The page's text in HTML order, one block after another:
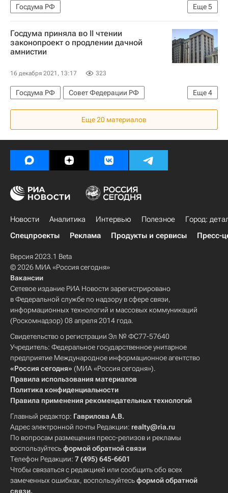
Еще5
Госдума РФ
Федеральная служба государственной регистрации, кадастра и картографии (Росреестр)
Россия
АО «Роскартография»
Законодательство
Госдума приняла во II чтении
законопроект о продлении дачной
амнистии
16 декабря 2021, 13:17 323
Еще4
Госдума РФ
Совет Федерации РФ
Федеральная служба государственной регистрации, кадастра и картографии (Росреестр)
Загородная недвижимость
Россия
Еще 20 материалов
Новости Аналитика Интервью Полезное
Город:
Спецпроекты
Реклама Продукты и сервисы Пресс-
Версия 2023.1 Beta
© 2026 МИА «Россия сегодня»
Вакансии
Сетевое издание РИА Новости зарегистрировано
в Федеральной службе по надзору в сфере связи,
информационных технологий и массовых коммуникаций
(Роскомнадзор) 08 апреля 2014 года.
Свидетельство о регистрации Эл № ФС77-57640
Учредитель: Федеральное государственное унитарное
предприятие Международное информационное агентство
«Россия сегодня» (МИА «Россия сегодня»).
Правила использования материалов
Политика конфиденциальности
Правила применения рекомендательных технологий
Главный редактор: Гаврилова А.В.
Адрес электронной почты Редакции: realty@ria.ru
По вопросам размещения пресс-релизов и рекламы
воспользуйтесьформой обратной связи
Телефон Редакции: 7 (495) 645-6601
Чтобы связаться с редакцией или сообщить обо всех
замеченных ошибках, воспользуйтесьформой обратной
связи.